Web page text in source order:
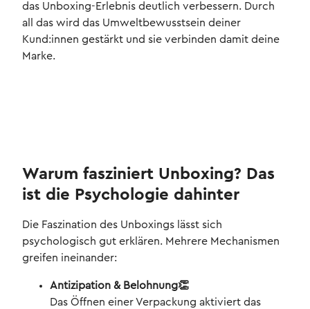
das Unboxing-Erlebnis deutlich verbessern. Durch
all das wird das Umweltbewusstsein deiner
Kund:innen gestärkt und sie verbinden damit deine
Marke.
Warum fasziniert Unboxing? Das
ist die Psychologie dahinter
Die Faszination des Unboxings lässt sich
psychologisch gut erklären. Mehrere Mechanismen
greifen ineinander:
Antizipation & Belohnung👏
Das Öffnen einer Verpackung aktiviert das